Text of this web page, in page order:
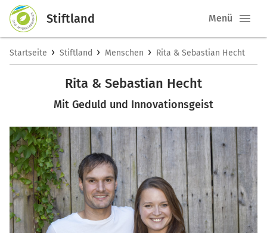
Stiftland Menü
Startseite › Stiftland › Menschen › Rita & Sebastian Hecht
Rita & Sebastian Hecht
Mit Geduld und Innovationsgeist